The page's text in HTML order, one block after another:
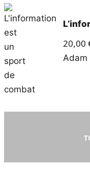
20,00
Adam